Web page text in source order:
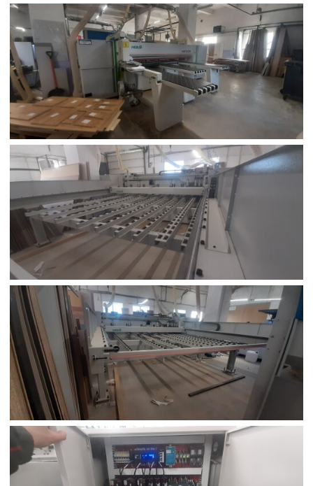
Политика в
обработки сookies
Настройте параметры